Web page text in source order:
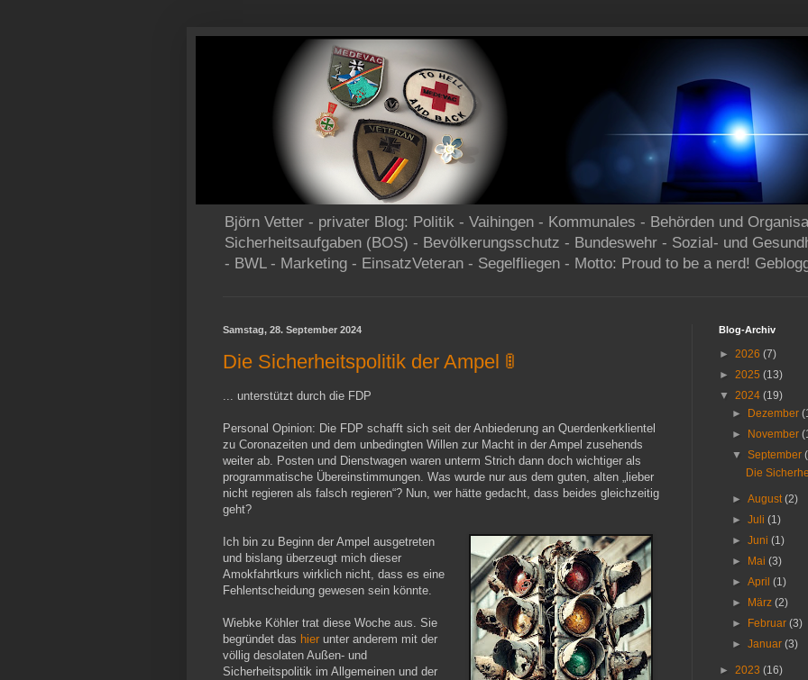
Björn Vetter - privater Blog: Politik - Vaihingen - Kommunales - Behörden und
Sicherheitsaufgaben (BOS) - Bevölkerungsschutz - Bundeswehr - Sozial- und
- BWL - Marketing - EinsatzVeteran - Segelfliegen - Motto: Proud to be a nerd!
Samstag, 28. September 2024
Die Sicherheitspolitik der Ampel 🚦
... unterstützt durch die FDP
Personal Opinion: Die FDP schafft sich seit der Anbiederung an Querdenkerklientel
zu Coronazeiten und dem unbedingten Willen zur Macht in der Ampel zusehends
weiter ab. Posten und Dienstwagen waren unterm Strich dann doch wichtiger als
programmatische Übereinstimmungen. Was wurde nur aus dem guten, alten „lieber
nicht regieren als falsch regieren“? Nun, wer hätte gedacht, dass beides gleichzeitig
geht?
Ich bin zu Beginn der Ampel ausgetreten
und bislang überzeugt mich dieser
Amokfahrtkurs wirklich nicht, dass es eine
Fehlentscheidung gewesen sein könnte.
Wiebke Köhler trat diese Woche aus. Sie
begründet das hier unter anderem mit der
völlig desolaten Außen- und
Sicherheitspolitik im Allgemeinen und der
Blog-Archiv
► 2026 (7)
► 2025 (13)
▼ 2024 (19)
►
Dezember
►
November
▼September
Die
►August(2)
►Juli(1)
►Juni(1)
►
Mai(3)
►April(1)
►
März(2)
►
Februar(3)
►Januar(3)
► 2023 (16)